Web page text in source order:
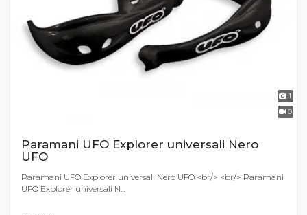
1
0
Paramani UFO Explorer universali Nero
UFO
Paramani UFO Explorer universali Nero UFO <br/> <br/> Paramani
UFO Explorer universali N...